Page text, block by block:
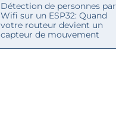
Détection de personnes par
Wifi sur un ESP32: Quand
votre routeur devient un
capteur de mouvement